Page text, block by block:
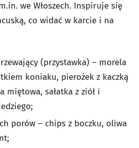
we Włoszech. Inspiruje się
co widać w karcie i na
(przystawka) – morela
koniaku, pierożek z kaczką
miętowa, sałatka z ziół i
porów – chips z boczku, oliwa